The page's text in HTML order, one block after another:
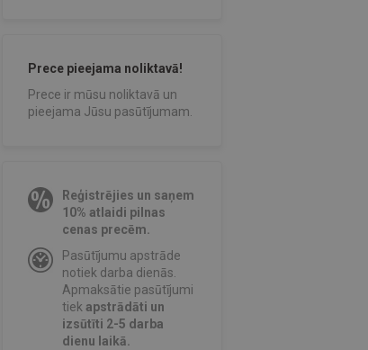
Prece pieejama noliktavā!
Prece ir mūsu noliktavā un
pieejama Jūsu pasūtījumam.
Reģistrējies un saņem
10% atlaidi pilnas
cenas precēm.
Pasūtījumu apstrāde
notiek darba dienās.
Apmaksātie pasūtījumi
tiekapstrādāti un
izsūtīti 2-5 darba
dienu laikā.